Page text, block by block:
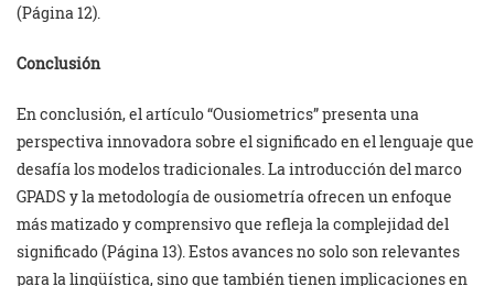
(Página 12).
Conclusión
En conclusión, el artículo “Ousiometrics” presenta una
perspectiva innovadora sobre el significado en el lenguaje que
desafía los modelos tradicionales. La introducción del marco
GPADS y la metodología de ousiometría ofrecen un enfoque
más matizado y comprensivo que refleja la complejidad del
significado (Página 13). Estos avances no solo son relevantes
para la lingüística, sino que también tienen implicaciones en